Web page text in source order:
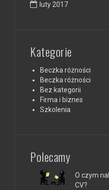
luty 2017
Kategorie
Beczka różności
Beczka różności
Bez kategorii
Firma i biznes
Szkolenia
Polecamy
O czym
CV?